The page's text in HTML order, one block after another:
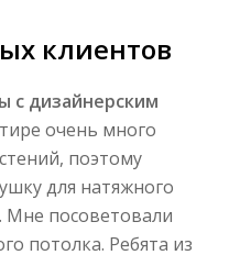
клиентов
с дизайнерским
очень много
поэтому
для натяжного
Мне посоветовали
потолка. Ребята из